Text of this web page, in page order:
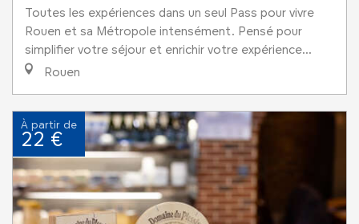
Toutes les expériences dans un seul Pass pour vivre
Rouen et sa Métropole intensément. Pensé pour
simplifier votre séjour et enrichir votre expérience...
Rouen
À partir de
22 €